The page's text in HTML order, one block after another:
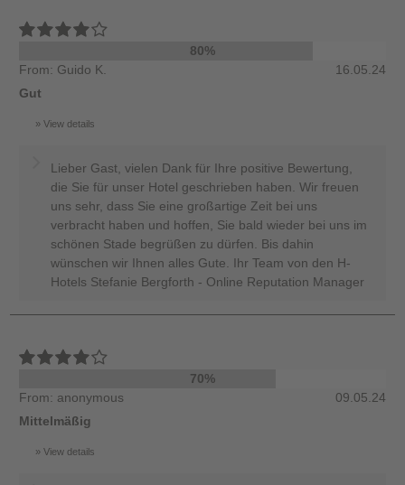
80%
From: Guido K.
16.05.24
Gut
View details
Lieber Gast, vielen Dank für Ihre positive Bewertung,
die Sie für unser Hotel geschrieben haben. Wir freuen
uns sehr, dass Sie eine großartige Zeit bei uns
verbracht haben und hoffen, Sie bald wieder bei uns im
schönen Stade begrüßen zu dürfen. Bis dahin
wünschen wir Ihnen alles Gute. Ihr Team von den H-
Hotels Stefanie Bergforth - Online Reputation Manager
70%
From: anonymous
09.05.24
Mittelmäßig
View details